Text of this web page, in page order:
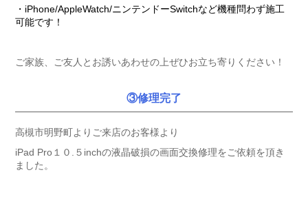
・iPhone/AppleWatch/ニンテンドーSwitchなど機種問わず施工
可能です！
ご家族、ご友人とお誘いあわせの上ぜひお立ち寄りください！
③修理完了
高槻市明野町よりご来店のお客様より
iPad Pro１０.５inchの液晶破損の画面交換修理をご依頼を頂き
ました。